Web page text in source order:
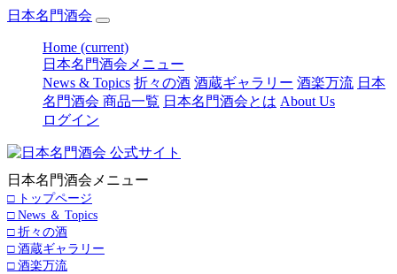
日本名門酒会
Home (current)
日本名門酒会メニュー
News & Topics 折々の酒 酒蔵ギャラリー 酒楽万流 日本
名門酒会 商品一覧 日本名門酒会とは About Us
ログイン
日本名門酒会メニュー
□ トップページ
□ News ＆ Topics
□ 折々の酒
□ 酒蔵ギャラリー
□ 酒楽万流